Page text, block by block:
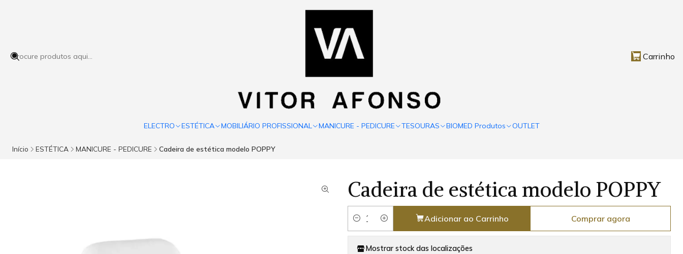
Carrinho
ELECTRO ESTÉTICA MOBILIÁRIO PROFISSIONAL MANICURE - PEDICURE TESOURAS BIOMED Produtos OUTLET
Início ESTÉTICA MANICURE - PEDICURE Cadeira de estética modelo POPPY
Cadeira de estética modelo POPPY
Quantidade
Adicionar ao Carrinho Comprar agora
Mostrar stock das localizações